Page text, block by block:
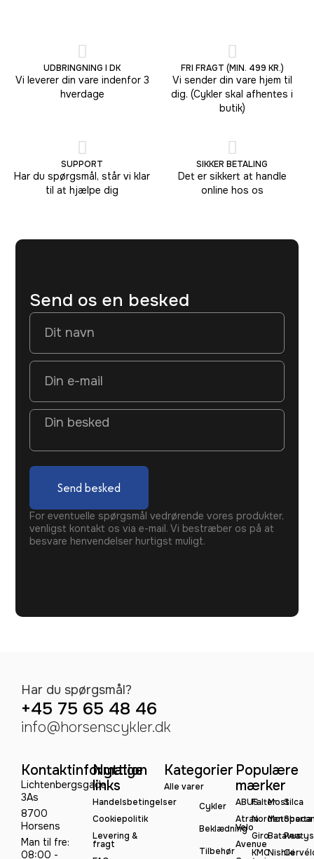
UDBRINGNING I DK
Vi leverer din vare indenfor 3
hverdage
FRI FRAGT (MIN. 499 KR.)
Vi sender din vare hjem til
dig. (Cykler skal afhentes i
butik)
SUPPORT
Har du spørgsmål, står vi klar
til at hjælpe dig
SIKKER BETALING
Det er sikkert at handle
online hos os
Send os en besked
Send besked
For eventuelle spørgsmål vedrørende vores produkter,
venligst kontakt os via e-mail. Vi bestræber os på at
besvare henvendelser hurtigst muligt.
Har du spørgsmål?
+45 75 65 48 46
info@horsenscykler.dk
Kontaktinformation
Lichtenbergsgade
3As
8700
Horsens
Man til fre:
08:00 -
Nyttige
links
Handelsbetingelser
Cookiepolitik
Levering &
fragt
Kategorier
Alle varer
Cykler
Beklædning
Tilbehør
Populære
mærker
ABUS
Atran
Velo
Avenue
Falter
Norden
Giro
KMC
Most
Batavus
Nishiki
Silca
Sparta
Peatys